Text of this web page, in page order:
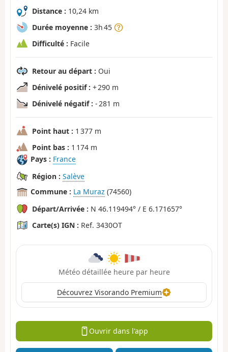
Distance : 10,24 km
Durée moyenne : 3h 45
Difficulté : Facile
Retour au départ : Oui
Dénivelé positif : + 290 m
Dénivelé négatif : - 281 m
Point haut : 1 377 m
Point bas : 1 174 m
Pays : France
Région : Salève
Commune : La Muraz (74560)
Départ/Arrivée : N 46.119494° / E 6.171657°
Carte(s) IGN : Ref. 3430OT
Météo détaillée heure par heure
Découvrez Visorando Premium
Ouvrir dans l'app